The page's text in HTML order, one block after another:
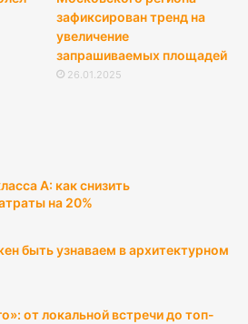
зафиксирован тренд на
увеличение
запрашиваемых площадей
26.01.2025
А: как снизить
на 20%
быть узнаваем в архитектурном
от локальной встречи до топ-